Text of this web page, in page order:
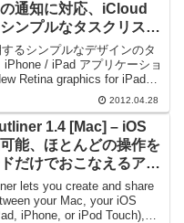
通知に対応、iCloud
ンプルなタスクリスト
ション
るシンプルなデザインのタ
iPhone / iPad アプリケーショ
Retina graphics for iPad
New tag co...2012.04.28
1.4 [Mac] – iOS
能、ほとんどの操作を
だけでおこなえるアウ
ロセッサ
lets you create and share
your Mac, your iOS
iPhone, or iPod Touch),